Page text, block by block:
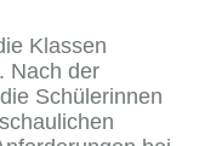
Klassen
Nach der
Schülerinnen